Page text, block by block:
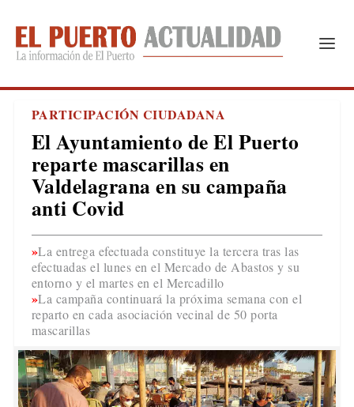
PARTICIPACIÓN CIUDADANA
El Ayuntamiento de El Puerto
reparte mascarillas en
Valdelagrana en su campaña
anti Covid
La entrega efectuada constituye la tercera tras las
efectuadas el lunes en el Mercado de Abastos y su
entorno y el martes en el Mercadillo
La campaña continuará la próxima semana con el
reparto en cada asociación vecinal de 50 porta
mascarillas